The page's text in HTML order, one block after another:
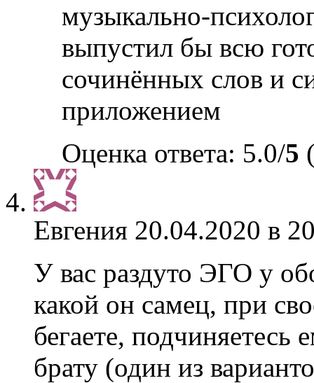
музыкально-
выпустил бы всю
сочинённых слов и
приложением
Оценка ответа: 5.0/5
Евгения 20.04.2020 в
У вас раздуто ЭГО у
какой он самец, при
бегаете, подчиняетесь
брату (один из